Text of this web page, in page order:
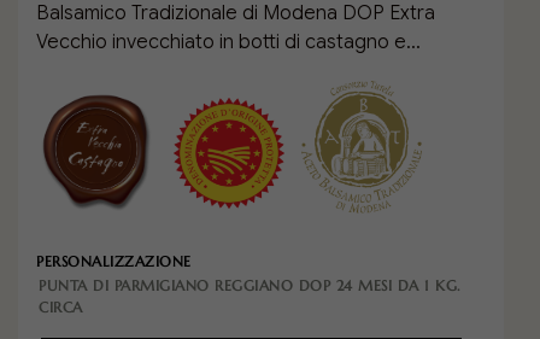
Balsamico Tradizionale di Modena DOP Extra
Vecchio invecchiato in botti di castagno e
in diverse stagionature, comprese le pregiate
Vacche Rosse. La raffinata confezione in eco
pelle custodisce l’iconica ampollina Giugiaro
Design da 100 ml, cucchiaino da degustazione in
porcellana, tappino dosatore in vetro soffiato e
può inoltre essere sostituito con un gadget o un
regalo personalizzato, per creare un dono
elegante, unico e su misura.
PERSONALIZZAZIONE
PUNTA DI PARMIGIANO REGGIANO DOP 24 MESI DA 1 KG.
CIRCA